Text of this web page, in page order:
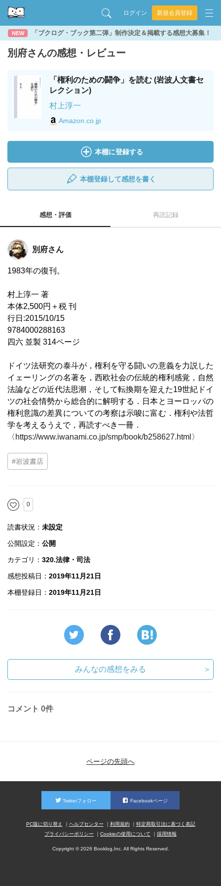
ログイン 新規会員登録
NEW 「ブクログ・ブック第二弾」制作決定＆掲載する感想大募集！
別府さんの感想・レビュー
「権利のための闘争」を読む (岩波人文書セ
レクション)
村上淳一
Amazon.co.jp
本棚に登録する
本棚登録して感想を書く
感想・評価 再読記録
別府さん
1983年の復刊。
村上淳一 著
本体2,500円＋税 刊
行日:2015/10/15
9784000288163
四六 並製 314ページ
ドイツ法研究の泰斗が，権利を守る闘いの意義を力説した
イェーリングの名著を，西欧社会の伝統的権利感覚，自然
法論などの近代法思潮，そして転換期を迎えた19世紀ドイ
ツの社会情勢から総合的に解明する．日本とヨーロッパの
権利意識の差異についての考察は示唆に富む．権利や法哲
学を考えるうえで，再読すべき一冊．
〈 https://www.iwanami.co.jp/smp/book/b258627.html 〉
#岩波書店
0
読書状況： 未設定
公開設定： 公開
カテゴリ： 320.法律・司法
感想投稿日： 2019年11月21日
本棚登録日： 2019年11月21日
みんなの感想をみる ＞
コメント 0件
ページの先頭へ
Twitterフォロー Facebookページ
PC版に切り替え ヘルプセンター 利用規約
特定商取引法に基づく表記
プライバシーポリシー
Cookieの使用について 採用情報
Copyright © 2026 Booklog,Inc. All Rights Reserved.